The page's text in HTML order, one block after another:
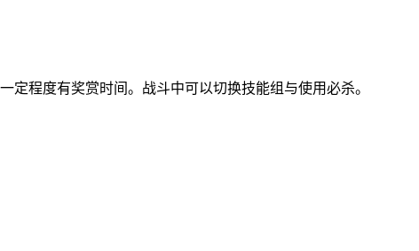
程度有奖赏时间。战斗中可以切换技能组与使用必杀。